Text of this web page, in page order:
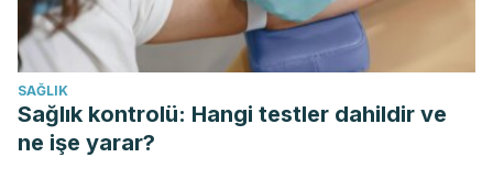
Gallego Bellón, A. B., Ortega Morente, E., & Pérez Pulido, R.
(2017). Análisis microbiológico de productos lácteos.
Repositorio Trabajos Academicos de la Universidad de
Jaén.
Pedraza Guevara, S. (2015). Cultivo de gránulo de kéfir en
zumo de uvas tintas Kefir culture pellet red grape juice.
SAĞLIK
Sağlık kontrolü: Hangi testler dahildir ve
ne işe yarar?